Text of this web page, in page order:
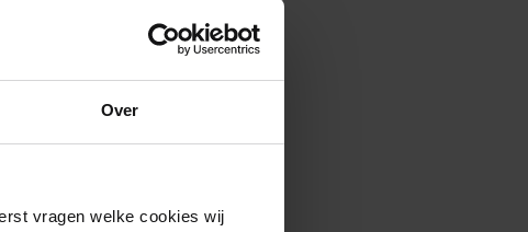
Over
vragen welke cookies wij